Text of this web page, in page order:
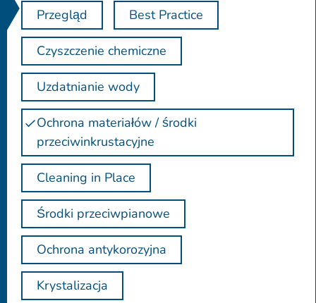
Przegląd Best Practice
Czyszczenie chemiczne
Uzdatnianie wody
Ochrona materiałów / środki
przeciwinkrustacyjne
Cleaning in Place
Środki przeciwpianowe
Ochrona antykorozyjna
Krystalizacja